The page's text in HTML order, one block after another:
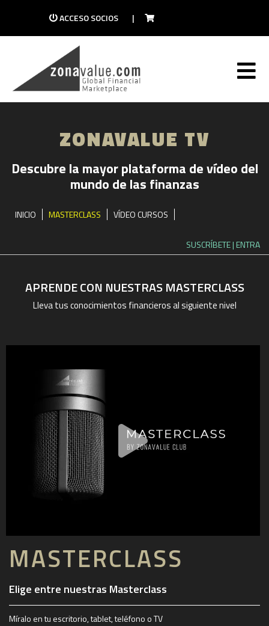
ACCESO SOCIOS |
ZONAVALUE TV
Descubre la mayor plataforma de vídeo del
mundo de las finanzas
INICIO MASTERCLASS VÍDEO CURSOS
SUSCRÍBETE| ENTRA
APRENDE CON NUESTRAS MASTERCLASS
Lleva tus conocimientos financierosal siguiente nivel
MASTERCLASS
Elige entre nuestras Masterclass
Míralo en tu escritorio, tablet, teléfono o TV